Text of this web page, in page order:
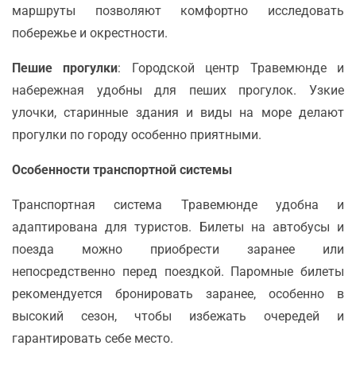
маршруты позволяют комфортно исследовать
побережье и окрестности.
Пешие прогулки: Городской центр Травемюнде и
набережная удобны для пеших прогулок. Узкие
улочки, старинные здания и виды на море делают
прогулки по городу особенно приятными.
Особенности транспортной системы
Транспортная система Травемюнде удобна и
адаптирована для туристов. Билеты на автобусы и
поезда можно приобрести заранее или
непосредственно перед поездкой. Паромные билеты
рекомендуется бронировать заранее, особенно в
высокий сезон, чтобы избежать очередей и
гарантировать себе место.